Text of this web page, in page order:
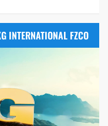
INTERNATIONAL FZCO